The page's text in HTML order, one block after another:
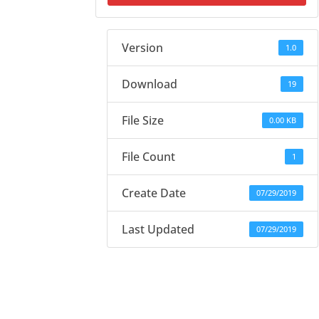
Version 1.0
Download 19
File Size 0.00 KB
File Count 1
Create Date 07/29/2019
Last Updated 07/29/2019